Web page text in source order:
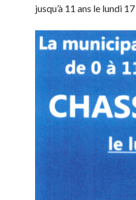
jusqu’à 11 ans le lundi